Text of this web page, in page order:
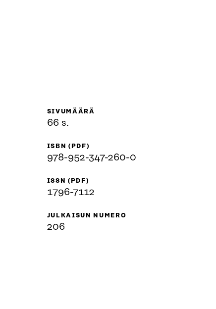
SIVUMÄÄRÄ
66 s.
ISBN (PDF)
978-952-347-260-0
ISSN (PDF)
1796-7112
JULKAISUN NUMERO
206